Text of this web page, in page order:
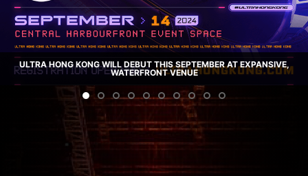
ULTRA HONG KONG WILL DEBUT THIS SEPTEMBER AT EXPANSIVE,
WATERFRONT VENUE